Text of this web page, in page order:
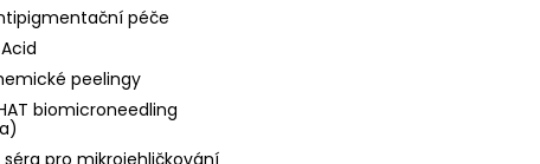
péče
peelingy
biomicroneedling
séra pro mikrojehličkování